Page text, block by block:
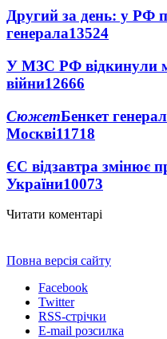
Другий за день: у РФ
генерала13524
У МЗС РФ відкинули
війни12666
СюжетБенкет
Москві11718
ЄС відзавтра змінює
України10073
Читати коментарі
Повна версія сайту
Facebook
Twitter
RSS-стрічки
E-mail розсилка